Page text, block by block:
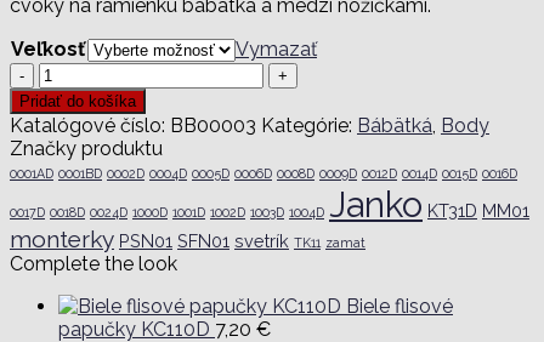
cvoky na ramienku bábätka a medzi nožičkami.
Veľkosť
Vymazať
množstvo
Body
s
motívmi
BB0003
Pridať do košíka
Katalógové číslo: BB00003 Kategórie: Bábätká Body
Značky produktu
0001AD 0001BD 0002D 0004D 0005D 0006D 0008D 0009D 0012D 0014D 0015D 0016D
0017D 0018D 0024D 1000D 1001D 1002D 1003D 1004D Janko KT31D MM01
monterky PSN01 SFN01 svetrík TK11 zamat
Complete the look
Biele flisové
papučky KC110D 7,20 €